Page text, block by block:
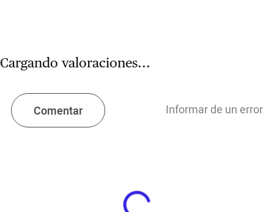
Cargando valoraciones...
Comentar Informar de un error